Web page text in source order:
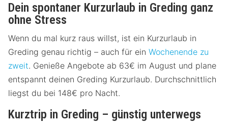
Dein spontaner Kurzurlaub in Greding ganz
ohne Stress
Wenn du mal kurz raus willst, ist ein Kurzurlaub in
Greding genau richtig – auch für ein Wochenende zu
zweit. Genieße Angebote ab 63€ im August und plane
entspannt deinen Greding Kurzurlaub. Durchschnittlich
liegst du bei 148€ pro Nacht.
Kurztrip in Greding – günstig unterwegs